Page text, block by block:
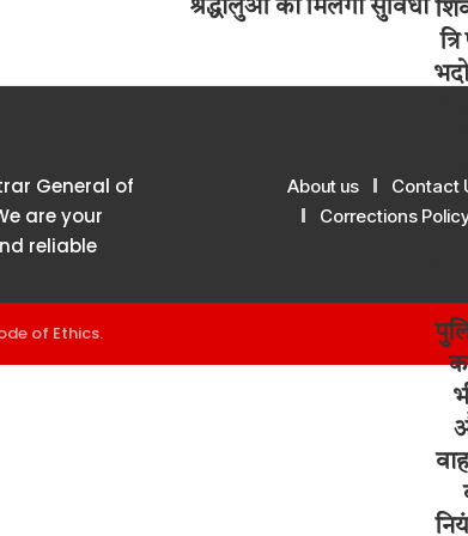
श्रद्धालुओं को मिलेगी सुविधा
General of
are your
reliable
About us Contact
Corrections
of Ethics.